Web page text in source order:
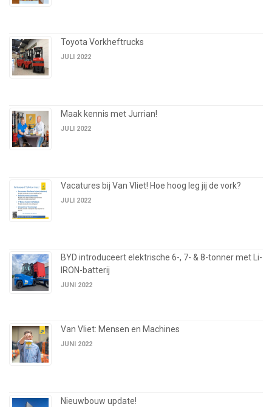
Toyota Vorkheftrucks
JULI 2022
Maak kennis met Jurrian!
JULI 2022
Vacatures bij Van Vliet! Hoe hoog leg jij de vork?
JULI 2022
BYD introduceert elektrische 6-, 7- & 8-tonner met Li-
IRON-batterij
JUNI 2022
Van Vliet: Mensen en Machines
JUNI 2022
Nieuwbouw update!